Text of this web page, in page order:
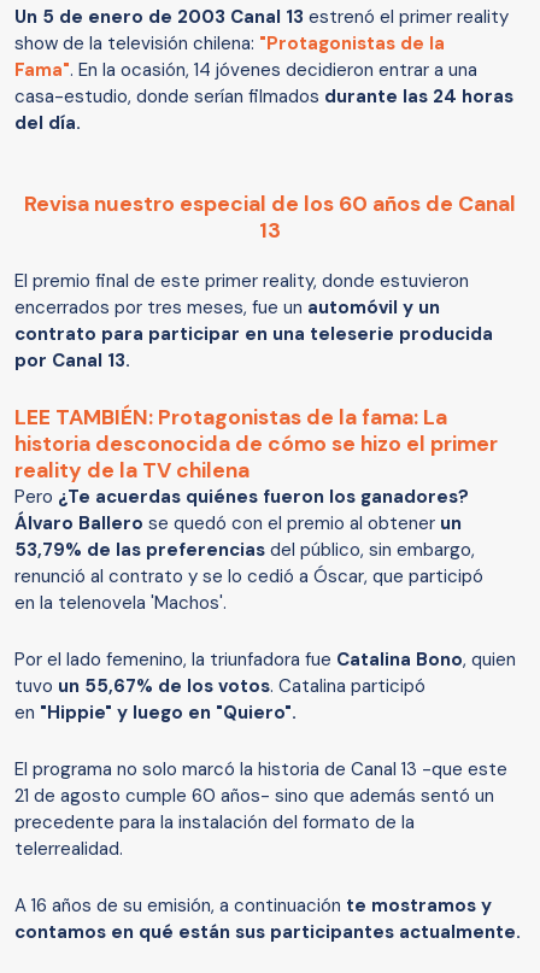
Un 5 de enero de 2003 Canal 13 estrenó el primer reality
show de la televisión chilena: "Protagonistas de la
Fama". En la ocasión, 14 jóvenes decidieron entrar a una
casa-estudio, donde serían filmados durante las 24 horas
del día.
Revisa nuestro especial de los 60 años de Canal
13
El premio final de este primer reality, donde estuvieron
encerrados por tres meses, fue un automóvil y un
contrato para participar en una teleserie producida
por Canal 13.
LEE TAMBIÉN: Protagonistas de la fama: La
historia desconocida de cómo se hizo el primer
reality de la TV chilena
Pero ¿Te acuerdas quiénes fueron los ganadores?
Álvaro Ballero se quedó con el premio al obtener un
53,79% de las preferencias del público, sin embargo,
renunció al contrato y se lo cedió a Óscar, que participó
en la telenovela 'Machos'.
Por el lado femenino, la triunfadora fue Catalina Bono, quien
tuvo un 55,67% de los votos. Catalina participó
en "Hippie" y luego en "Quiero".
El programa no solo marcó la historia de Canal 13 -que este
21 de agosto cumple 60 años- sino que además sentó un
precedente para la instalación del formato de la
telerrealidad.
A 16 años de su emisión, a continuación te mostramos y
contamos en qué están sus participantes actualmente.